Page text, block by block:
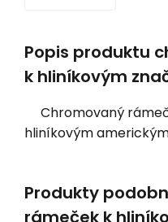
Popis produktu
k hliníkovým
Chromovaný
hliníkovým
Produkty
rámeček k